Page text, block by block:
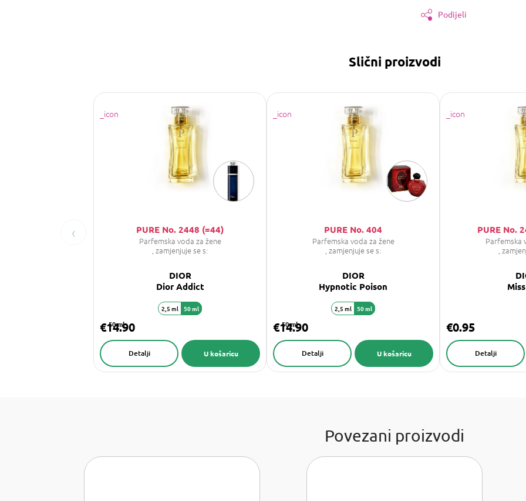
Podijeli
Slični proizvodi
‹ PURE No. 2448 (=44)
Parfemska voda za žene
, zamjenjuje se s:
DIOR
Dior Addict
50 ml
€14.90
U košaricu
Detalji
2,5 ml 50 ml
PURE No. 404
Parfemska voda za žene
, zamjenjuje se s:
DIOR
Hypnotic Poison
50 ml
€14.90
U košaricu
Detalji
2,5 ml 50 ml
PURE No.
Parfemska
,
€0.95
Detalji
Povezani proizvodi